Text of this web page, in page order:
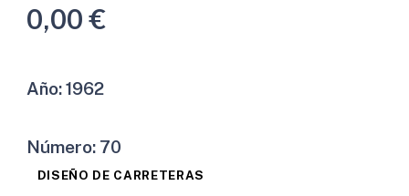
0,00€
Año:1962
Número: 70
DISEÑO DE CARRETERAS